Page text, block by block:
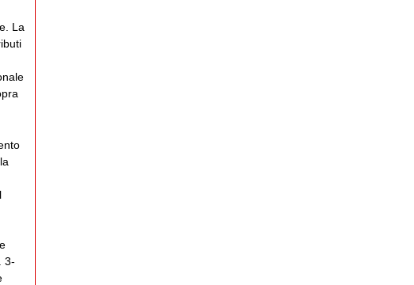
La
3-